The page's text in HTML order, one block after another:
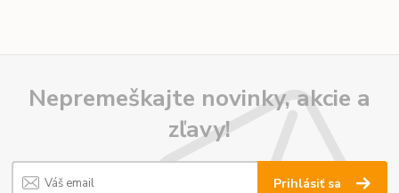
Nepremeškajte novinky, akcie a
zľavy!
Prihlásiť sa